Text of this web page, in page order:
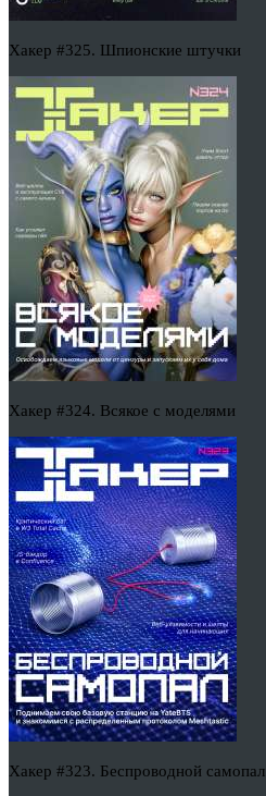
Хакер #325. Шпионские штучки
Хакер #324. Всякое с моделями
Хакер #323. Беспроводной самопал